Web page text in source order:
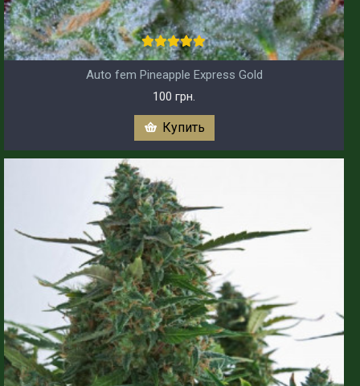
Auto fem Pineapple Express Gold
100 грн.
Купить